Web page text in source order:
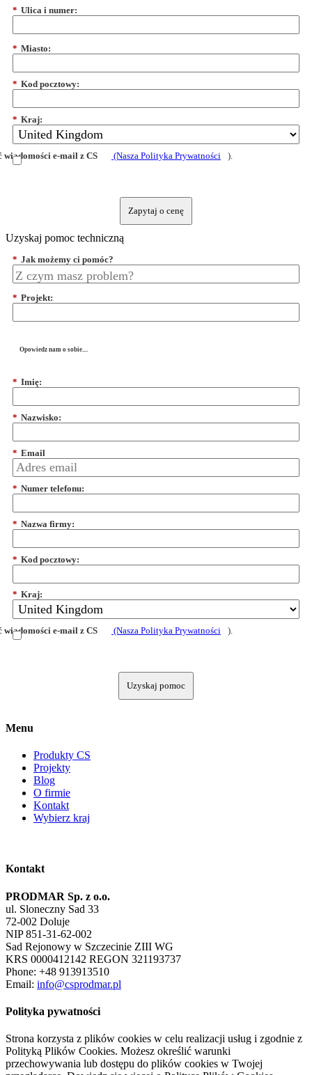
* Ulica i numer:
* Miasto:
* Kod pocztowy:
* Kraj:
e-mail z CS (Nasza Polityka Prywatności ).
Zapytaj o cenę
Uzyskaj pomoc techniczną
* Jak możemy ci pomóc?
* Projekt:
Opowiedz nam o sobie....
* Imię:
* Nazwisko:
* Email
* Numer telefonu:
* Nazwa firmy:
* Kod pocztowy:
* Kraj:
e-mail z CS (Nasza Polityka Prywatności ).
Uzyskaj pomoc
Menu
Produkty CS
Projekty
Blog
O firmie
Kontakt
Wybierz kraj
Kontakt
PRODMAR Sp. z o.o.
ul. Sloneczny Sad 33
72-002 Doluje
NIP 851-31-62-002
Sad Rejonowy w Szczecinie ZIII WG
KRS 0000412142 REGON 321193737
Phone: +48 913913510
Email: info@csprodmar.pl
Polityka pywatności
Strona korzysta z plików cookies w celu realizacji usług i zgodnie z
Polityką Plików Cookies. Możesz określić warunki
przechowywania lub dostępu do plików cookies w Twojej